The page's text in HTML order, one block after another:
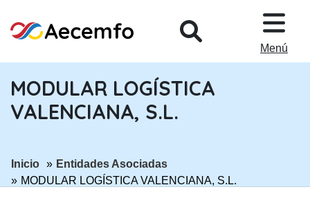
Menú
MODULAR LOGÍSTICA
VALENCIANA, S.L.
ir a página:
Inicio ir a página:
Entidades Asociadas
MODULAR LOGÍSTICA VALENCIANA, S.L.